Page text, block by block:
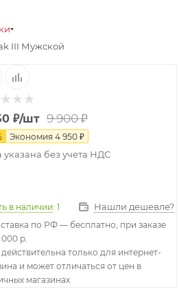
III Мужской
₽/шт 9 900₽
Экономия 4 950 ₽
указана без учета НДС
в наличии: 1 Нашли дешевле?
по РФ — бесплатно, при заказе
000 р.
только для интернет-
и может отличаться от цен в
магазинах